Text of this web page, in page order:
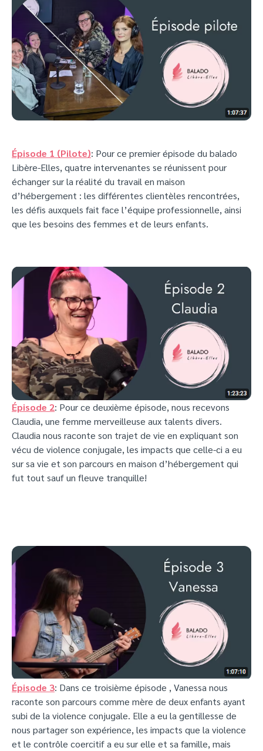
Épisode 1 (Pilote): Pour ce premier épisode du balado
Libère-Elles, quatre intervenantes se réunissent pour
échanger sur la réalité du travail en maison
d’hébergement : les différentes clientèles rencontrées,
les défis auxquels fait face l’équipe professionnelle, ainsi
que les besoins des femmes et de leurs enfants.
Épisode 2: Pour ce deuxième épisode, nous recevons
Claudia, une femme merveilleuse aux talents divers.
Claudia nous raconte son trajet de vie en expliquant son
vécu de violence conjugale, les impacts que celle-ci a eu
sur sa vie et son parcours en maison d’hébergement qui
fut tout sauf un fleuve tranquille!
Épisode 3: Dans ce troisième épisode , Vanessa nous
raconte son parcours comme mère de deux enfants ayant
subi de la violence conjugale. Elle a eu la gentillesse de
nous partager son expérience, les impacts que la violence
et le contrôle coercitif a eu sur elle et sa famille, mais